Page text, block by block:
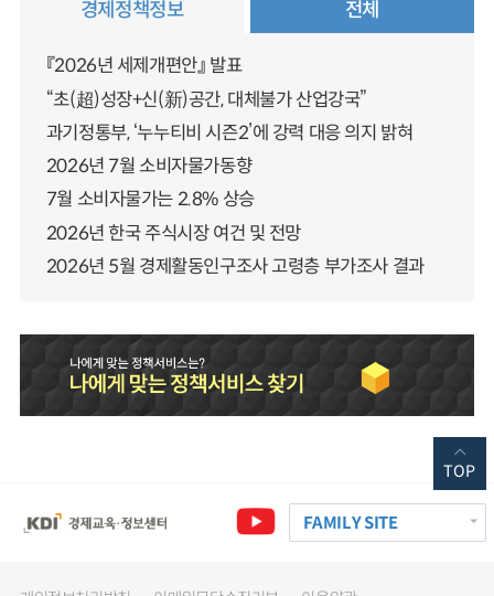
경제정책정보 전체
『2026년 세제개편안』 발표
“초(超)성장+신(新)공간, 대체불가 산업강국”
과기정통부, ‘누누티비 시즌2’에 강력 대응 의지 밝혀
2026년 7월 소비자물가동향
7월 소비자물가는 2.8% 상승
2026년 한국 주식시장 여건 및 전망
2026년 5월 경제활동인구조사 고령층 부가조사 결과
FAMILY SITE
TOP